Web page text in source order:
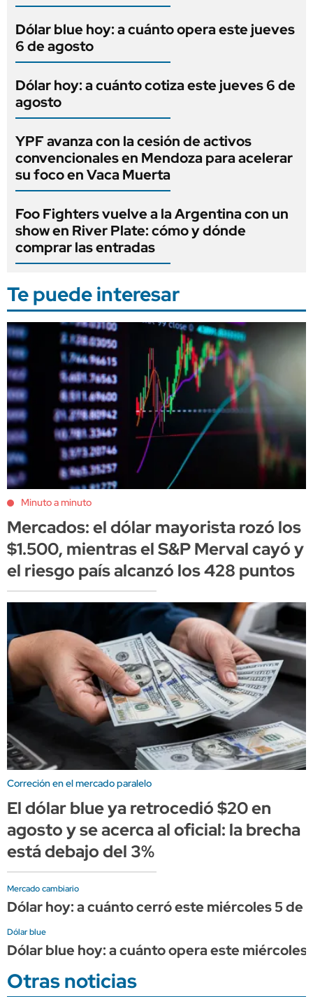
Dólar blue hoy: a cuánto opera este jueves
6 de agosto
Dólar hoy: a cuánto cotiza este jueves 6 de
agosto
YPF avanza con la cesión de activos
convencionales en Mendoza para acelerar
su foco en Vaca Muerta
Foo Fighters vuelve a la Argentina con un
show en River Plate: cómo y dónde
comprar las entradas
Te puede interesar
Minuto a minuto
Mercados: el dólar mayorista rozó los
$1.500, mientras el S&P Merval cayó y
el riesgo país alcanzó los 428 puntos
Correción en el mercado paralelo
El dólar blue ya retrocedió $20 en
agosto y se acerca al oficial: la brecha
está debajo del 3%
Mercado cambiario
Dólar hoy: a cuánto cerró este miércoles 5 de
Dólar blue
Dólar blue hoy: a cuánto opera este miércoles
Otras noticias